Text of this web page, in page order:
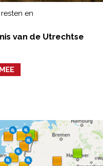
en
van de Utrechtse